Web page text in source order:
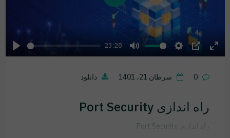
Play
23:28
Mute Settings
PIP
Play
0 سرطان 21، 1401 دانلود
راه اندازی Port Security
راه اندازی Port Security